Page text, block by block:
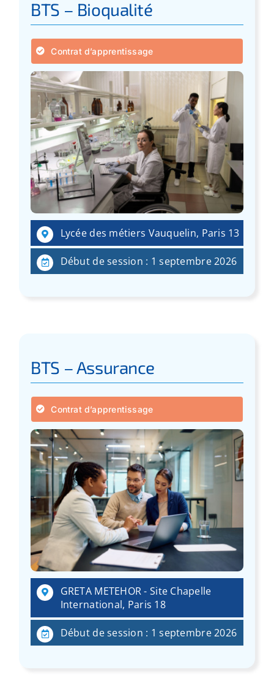
BTS – Bioqualité
Contrat d’apprentissage
Lycée des métiers Vauquelin, Paris 13
Début de session : 1 septembre 2026
BTS – Assurance
Contrat d’apprentissage
GRETA METEHOR - Site Chapelle
International, Paris 18
Début de session : 1 septembre 2026